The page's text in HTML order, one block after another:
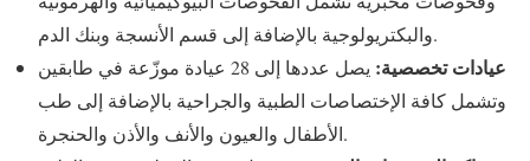
والبكتريولوجية بالإضافة إلى قسم الأنسجة وبنك الدم.
عيادات تخصصية:
يصل عددها إلى 28 عيادة موزّعة في طابقين
وتشمل كافة الإختصاصات الطبية والجراحية بالإضافة إلى طب
الأطفال والعيون والأنف والأذن والحنجرة.